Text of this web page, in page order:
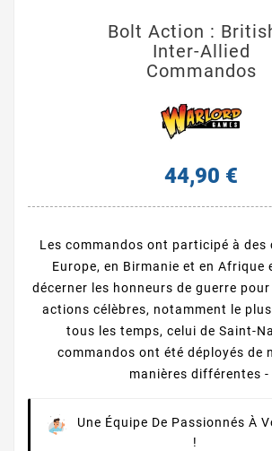
Bolt Action :
Inter-Allied
Commandos
44,90 €
Les commandos ont participé à des
Europe, en Birmanie et en Afrique
décerner les honneurs de guerre
actions célèbres, notamment le
tous les temps, celui de Saint-
commandos ont été déployés de
manières différentes -
Une Équipe De Passionnés À
!